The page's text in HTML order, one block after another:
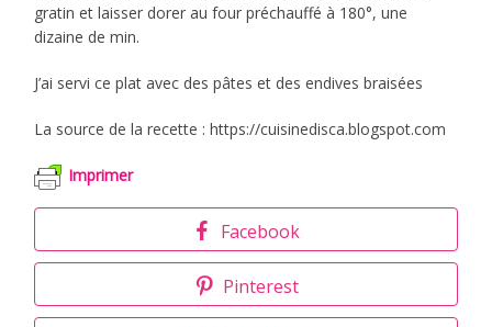
gratin et laisser dorer au four préchauffé à 180°, une
dizaine de min.
J’ai servi ce plat avec des pâtes et des endives braisées
La source de la recette : https://cuisinedisca.blogspot.com
Imprimer
Facebook
Pinterest